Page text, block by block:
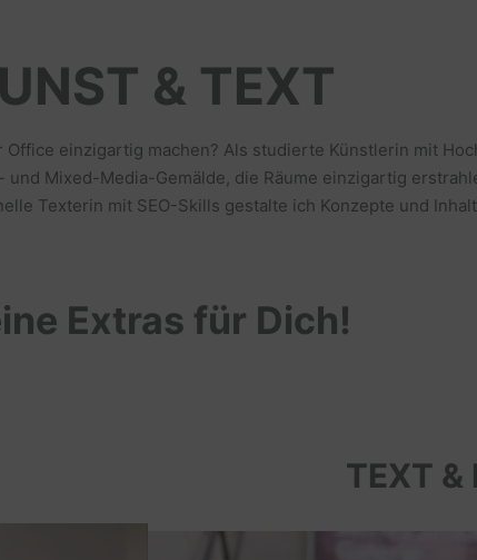
& TEXT
einzigartig machen? Als studierte Künstlerin mit
Mixed-Media-Gemälde, die Räume einzigartig
Texterin mit SEO-Skills gestalte ich Konzepte und
Extras für Dich!
TEXT &